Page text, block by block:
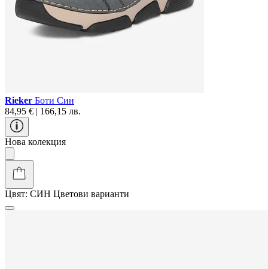
Rieker Боти Син
84,95 € | 166,15 лв.
Нова колекция
Цвят: СИН Цветови варианти